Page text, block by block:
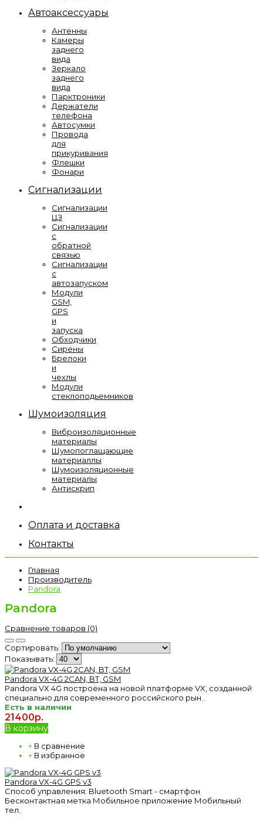
Автоаксессуары
Антенны
Камеры
заднего
вида
Зеркало
заднего
вида
Парктроники
Держатели
телефона
Автосумки
Провода
для
прикуривания
Флешки
Фонари
Сигнализации
Сигнализации
ЦЗ
Сигнализации
с
обратной
связью
Сигнализации
с
автозапуском
Модули
GSM,
GPS
и
запуска
Обходчики
Сирены
Брелоки
и
чехлы
Модули
стеклоподьемников
Шумоизоляция
Виброизоляционные
материалы
Шумопоглащающие
материаллы
Шумоизоляционные
материалы
Антискрип
Оплата и доставка
Контакты
Главная
Производитель
Pandora
Pandora
Сравнение товаров (0)
Сортировать:
Показывать:
Pandora VX-4G 2CAN, BT, GSM
Pandora VX 4G построена на новой платформе VX, созданной
специально для современного российского рын..
Есть в наличии
21400р.
В корзину
+ В сравнение
+ В избранное
Pandora VX-4G GPS v3
Способ управления: Bluetooth Smart - смартфон
Бесконтактная метка Мобильное приложение Мобильный
тел..